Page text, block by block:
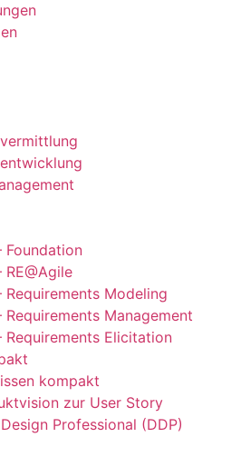
Foundation
RE@Agile
Requirements Modeling
Requirements Management
Requirements Elicitation
kompakt
zur User Story
Professional (DDP)